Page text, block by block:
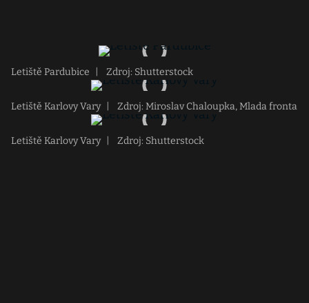
Letiště Pardubice Zdroj: Shutterstock
Letiště Karlovy Vary Zdroj: Miroslav Chaloupka, Mlada fronta
Letiště Karlovy Vary Zdroj: Shutterstock